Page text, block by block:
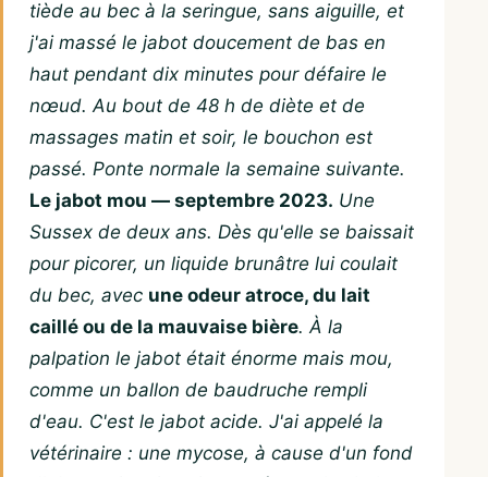
tiède au bec à la seringue, sans aiguille, et
j'ai massé le jabot doucement de bas en
haut pendant dix minutes pour défaire le
nœud. Au bout de 48 h de diète et de
massages matin et soir, le bouchon est
passé. Ponte normale la semaine suivante.
Le jabot mou — septembre 2023. Une
Sussex de deux ans. Dès qu'elle se baissait
pour picorer, un liquide brunâtre lui coulait
du bec, avec une odeur atroce, du lait
caillé ou de la mauvaise bière. À la
palpation le jabot était énorme mais mou,
comme un ballon de baudruche rempli
d'eau. C'est le jabot acide. J'ai appelé la
vétérinaire : une mycose, à cause d'un fond